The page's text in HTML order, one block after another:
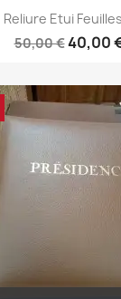
Reliure Etui
50,00 €40,00